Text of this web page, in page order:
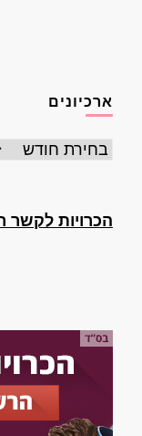
ארכיונים
ארכיונים
הכרויות לקשר